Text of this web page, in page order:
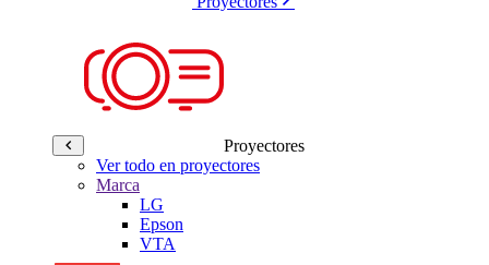
Proyectores
Ver todo en proyectores
Marca
LG
Epson
VTA